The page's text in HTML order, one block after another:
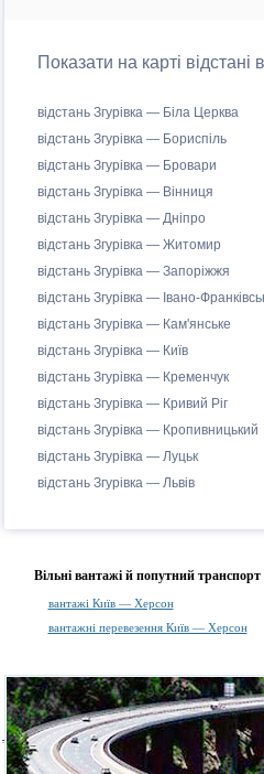
Показати на карті відстані
відстань Згурівка — Біла Церква
відстань Згурівка — Бориспіль
відстань Згурівка — Бровари
відстань Згурівка — Вінниця
відстань Згурівка — Дніпро
відстань Згурівка — Житомир
відстань Згурівка — Запоріжжя
відстань Згурівка — Івано-
відстань Згурівка — Кам'янське
відстань Згурівка — Київ
відстань Згурівка — Кременчук
відстань Згурівка — Кривий Ріг
відстань Згурівка — Кропивницький
відстань Згурівка — Луцьк
відстань Згурівка — Львів
Вільні вантажі й попутний транспорт
вантажі Київ — Херсон
вантажні перевезення Київ — Херсон